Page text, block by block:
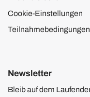
Cookie-Einstellungen
Teilnahmebedingungen
Newsletter
Bleib auf dem